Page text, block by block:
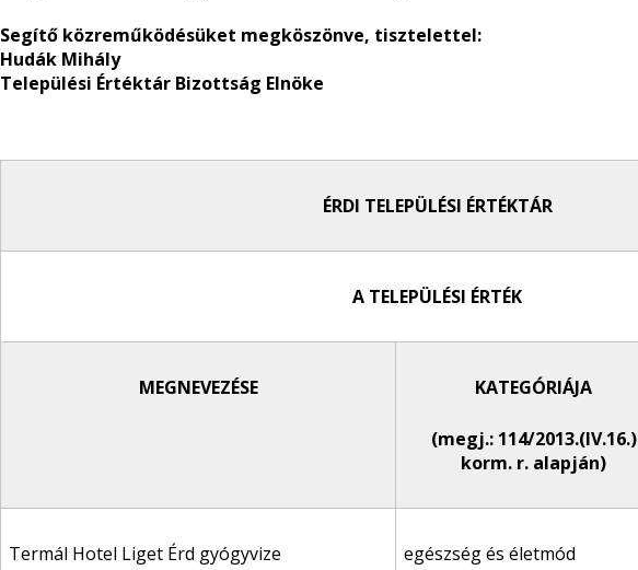
Segítő közreműködésüket megköszönve, tisztelettel:
Hudák Mihály
Települési Értéktár Bizottság Elnöke
ÉRDI TELEPÜLÉSI ÉRTÉKTÁR
A TELEPÜLÉSI ÉRTÉK
MEGNEVEZÉSE KATEGÓRIÁJA
(megj.: 114/2013.(IV.16.)
korm. r. alapján)
Termál Hotel Liget Érd gyógyvize egészség és életmód